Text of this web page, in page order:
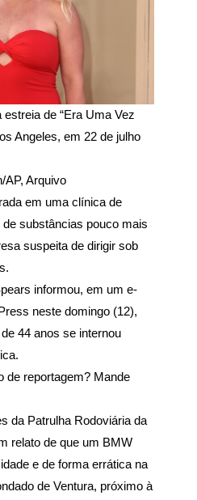
de “Era Uma Vez
Angeles, em 22 de julho
AP, Arquivo
em uma clínica de
substâncias pouco mais
suspeita de dirigir sob
informou, em um e-
neste domingo (12),
44 anos se internou
de reportagem? Mande
da Patrulha Rodoviária da
relato de que um BMW
e de forma errática na
de Ventura, próximo à